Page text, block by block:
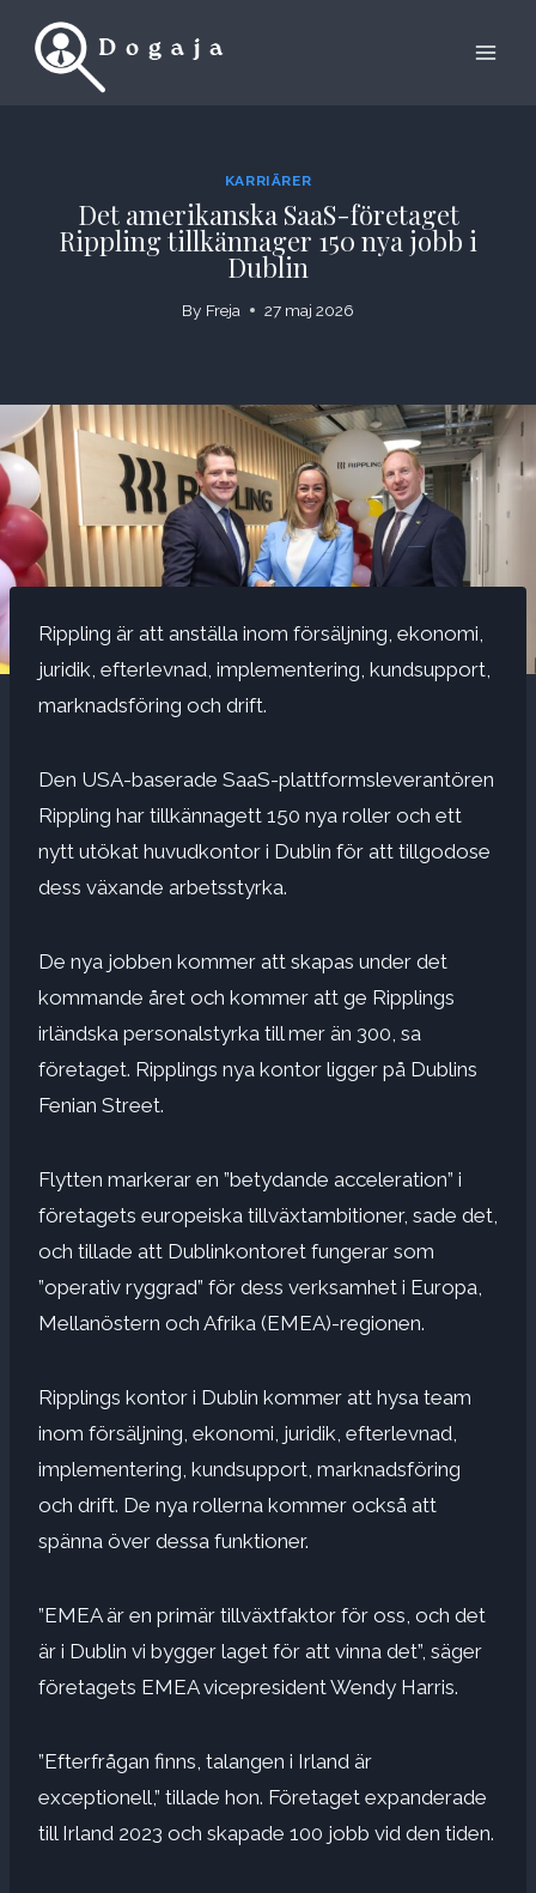
KARRIÄRER
Det amerikanska SaaS-företaget
Rippling tillkännager 150 nya jobb i
Dublin
By Freja 27 maj 2026
Rippling är att anställa inom försäljning, ekonomi,
juridik, efterlevnad, implementering, kundsupport,
marknadsföring och drift.
Den USA-baserade SaaS-plattformsleverantören
Rippling har tillkännagett 150 nya roller och ett
nytt utökat huvudkontor i Dublin för att tillgodose
dess växande arbetsstyrka.
De nya jobben kommer att skapas under det
kommande året och kommer att ge Ripplings
irländska personalstyrka till mer än 300, sa
företaget. Ripplings nya kontor ligger på Dublins
Fenian Street.
Flytten markerar en ”betydande acceleration” i
företagets europeiska tillväxtambitioner, sade det,
och tillade att Dublinkontoret fungerar som
”operativ ryggrad” för dess verksamhet i Europa,
Mellanöstern och Afrika (EMEA)-regionen.
Ripplings kontor i Dublin kommer att hysa team
inom försäljning, ekonomi, juridik, efterlevnad,
implementering, kundsupport, marknadsföring
och drift. De nya rollerna kommer också att
spänna över dessa funktioner.
”EMEA är en primär tillväxtfaktor för oss, och det
är i Dublin vi bygger laget för att vinna det”, säger
företagets EMEA vicepresident Wendy Harris.
”Efterfrågan finns, talangen i Irland är
exceptionell,” tillade hon. Företaget expanderade
till Irland 2023 och skapade 100 jobb vid den tiden.